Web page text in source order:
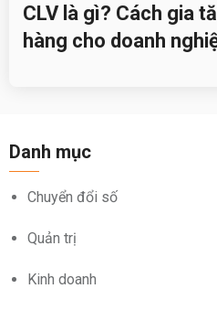
CLV là gì? Cách gia
hàng cho doanh
Danh mục
Chuyển đổi số
Quản trị
Kinh doanh